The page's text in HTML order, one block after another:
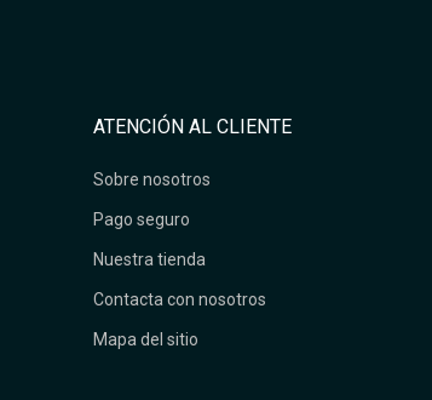
ATENCIÓN AL CLIENTE
Sobre nosotros
Pago seguro
Nuestra tienda
Contacta con nosotros
Mapa del sitio